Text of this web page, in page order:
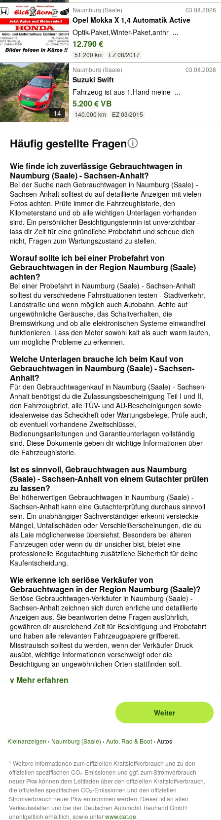
Naumburg (Saale)
03.08.2026
Opel Mokka X 1,4 Automatik Active
Optik-Paket,Winter-Paket,anthr ...
12.790 €
51.200 km EZ 08/2017
14
Naumburg (Saale) 03.08.2026
Suzuki Swift
Fahrzeug ist aus 1.Hand meine ...
5.200 € VB
140.000 km EZ 03/2015
Häufig gestellte Fragen
Wie finde ich zuverlässige Gebrauchtwagen in
Naumburg (Saale) - Sachsen-Anhalt?
Bei der Suche nach Gebrauchtwagen in Naumburg (Saale) -
Sachsen-Anhalt solltest du auf detaillierte Anzeigen mit vielen
Fotos achten. Prüfe immer die Fahrzeughistorie, den
Kilometerstand und ob alle wichtigen Unterlagen vorhanden
sind. Ein persönlicher Besichtigungstermin ist unverzichtbar -
lass dir Zeit für eine gründliche Probefahrt und scheue dich
nicht, Fragen zum Wartungszustand zu stellen.
Worauf sollte ich bei einer Probefahrt von
Gebrauchtwagen in der Region Naumburg (Saale)
achten?
Bei einer Probefahrt in Naumburg (Saale) - Sachsen-Anhalt
solltest du verschiedene Fahrsituationen testen - Stadtverkehr,
Landstraße und wenn möglich auch Autobahn. Achte auf
ungewöhnliche Geräusche, das Schaltverhalten, die
Bremswirkung und ob alle elektronischen Systeme einwandfrei
funktionieren. Lass den Motor sowohl kalt als auch warm laufen,
um mögliche Probleme zu erkennen.
Welche Unterlagen brauche ich beim Kauf von
Gebrauchtwagen in Naumburg (Saale) - Sachsen-
Anhalt?
Für den Gebrauchtwagenkauf in Naumburg (Saale) - Sachsen-
Anhalt benötigst du die Zulassungsbescheinigung Teil I und II,
den Fahrzeugbrief, alle TÜV- und AU-Bescheinigungen sowie
idealerweise das Scheckheft oder Wartungsbelege. Prüfe auch,
ob eventuell vorhandene Zweitschlüssel,
Bedienungsanleitungen und Garantieunterlagen vollständig
sind. Diese Dokumente geben dir wichtige Informationen über
die Fahrzeughistorie.
Ist es sinnvoll, Gebrauchtwagen aus Naumburg
(Saale) - Sachsen-Anhalt von einem Gutachter prüfen
zu lassen?
Bei höherwertigen Gebrauchtwagen in Naumburg (Saale) -
Sachsen-Anhalt kann eine Gutachterprüfung durchaus sinnvoll
sein. Ein unabhängiger Sachverständiger erkennt versteckte
Mängel, Unfallschäden oder Verschleißerscheinungen, die du
als Laie möglicherweise übersiehst. Besonders bei älteren
Fahrzeugen oder wenn du dir unsicher bist, bietet eine
professionelle Begutachtung zusätzliche Sicherheit für deine
Kaufentscheidung.
Wie erkenne ich seriöse Verkäufer von
Gebrauchtwagen in der Region Naumburg (Saale)?
Seriöse Gebrauchtwagen-Verkäufer in Naumburg (Saale) -
Sachsen-Anhalt zeichnen sich durch ehrliche und detaillierte
Anzeigen aus. Sie beantworten deine Fragen ausführlich,
gewähren dir ausreichend Zeit für Besichtigung und Probefahrt
und haben alle relevanten Fahrzeugpapiere griffbereit.
Misstrauisch solltest du werden, wenn der Verkäufer Druck
ausübt, wichtige Informationen verschweigt oder die
Besichtigung an ungewöhnlichen Orten stattfinden soll.
v Mehr erfahren
Weiter
Kleinanzeigen Naumburg (Saale) Auto, Rad & Boot Autos
* Weitere Informationen zum offiziellen Kraftstoffverbrauch und zu den
offiziellen spezifischen CO₂-Emissionen und ggf. zum Stromverbrauch
neuer Pkw können dem Leitfaden über den offiziellen Kraftstoffverbrauch,
die offiziellen spezifischen CO₂-Emissionen und den offiziellen
Stromverbrauch neuer Pkw entnommen werden. Dieser ist an allen
Verkaufsstellen und bei der Deutschen Automobil Treuhand GmbH
unentgeltlich erhältlich, sowie unterwww.dat.de.